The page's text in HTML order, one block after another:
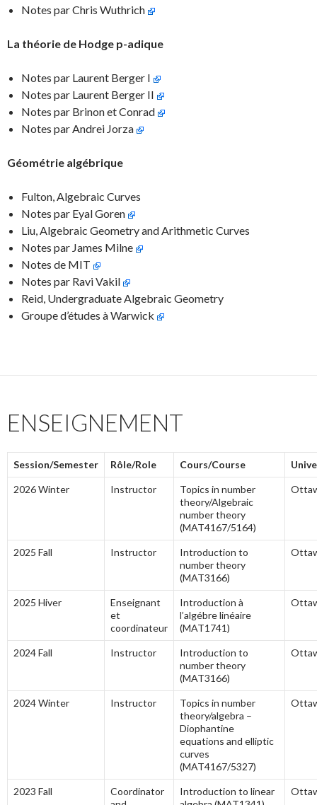
Notes par Chris Wuthrich
La théorie de Hodge p-adique
Notes par Laurent Berger I
Notes par Laurent Berger II
Notes par Brinon et Conrad
Notes par Andrei Jorza
Géométrie algébrique
Fulton, Algebraic Curves
Notes par Eyal Goren
Liu, Algebraic Geometry and Arithmetic Curves
Notes par James Milne
Notes de MIT
Notes par Ravi Vakil
Reid, Undergraduate Algebraic Geometry
Groupe d’études à Warwick
ENSEIGNEMENT
Session/Semester Rôle/Role Cours/Course
2026 Winter Instructor
Topics in number
theory/Algebraic
number theory
(MAT4167/5164)
2025 Fall Instructor
Introduction to
number theory
(MAT3166)
2025 Hiver
Enseignant
et
coordinateur
Introduction à
l’algébre linéaire
(MAT1741)
2024 Fall Instructor
Introduction to
number theory
(MAT3166)
2024 Winter Instructor
Topics in number
theory/algebra –
Diophantine
equations and elliptic
curves
(MAT4167/5327)
2023 Fall
Coordinator
Introduction to linear